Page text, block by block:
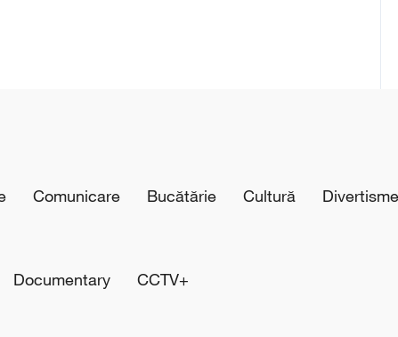
Comunicare Bucătărie Cultură
Documentary CCTV+